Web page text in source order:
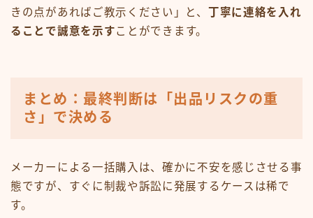
きの点があればご教示ください」と、 丁寧に連絡を入れ
ることで誠意を示すことができます。
まとめ：最終判断は「出品リスクの重
さ」で決める
メーカーによる一括購入は、確かに不安を感じさせる事
態ですが、すぐに制裁や訴訟に発展するケースは稀で
す。